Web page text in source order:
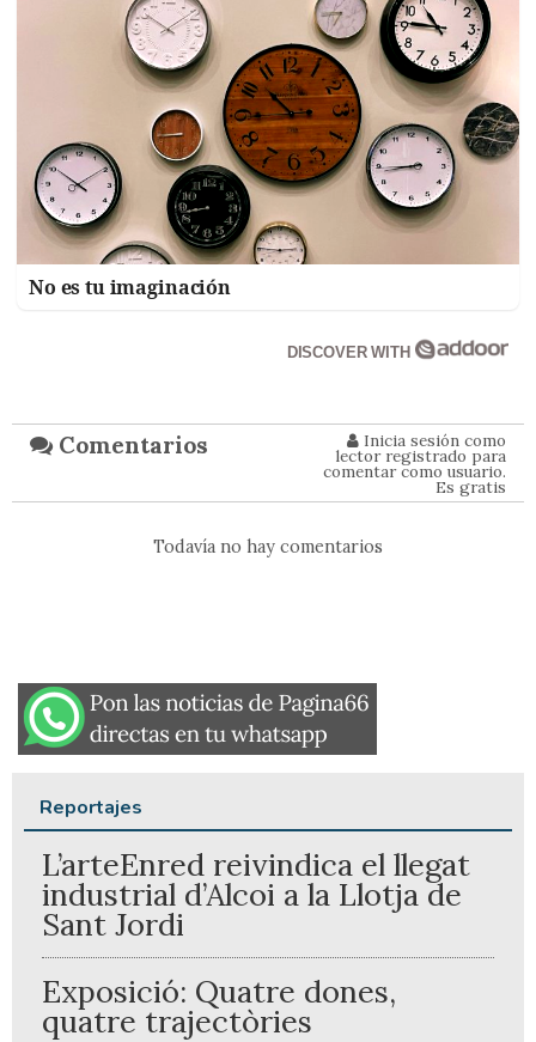
No es tu imaginación
DISCOVER WITH
Comentarios Inicia sesión como
lector registrado para
comentar como usuario.
Es gratis
Todavía no hay comentarios
Reportajes
L’arteEnred reivindica el llegat
industrial d’Alcoi a la Llotja de
Sant Jordi
Exposició: Quatre dones,
quatre trajectòries